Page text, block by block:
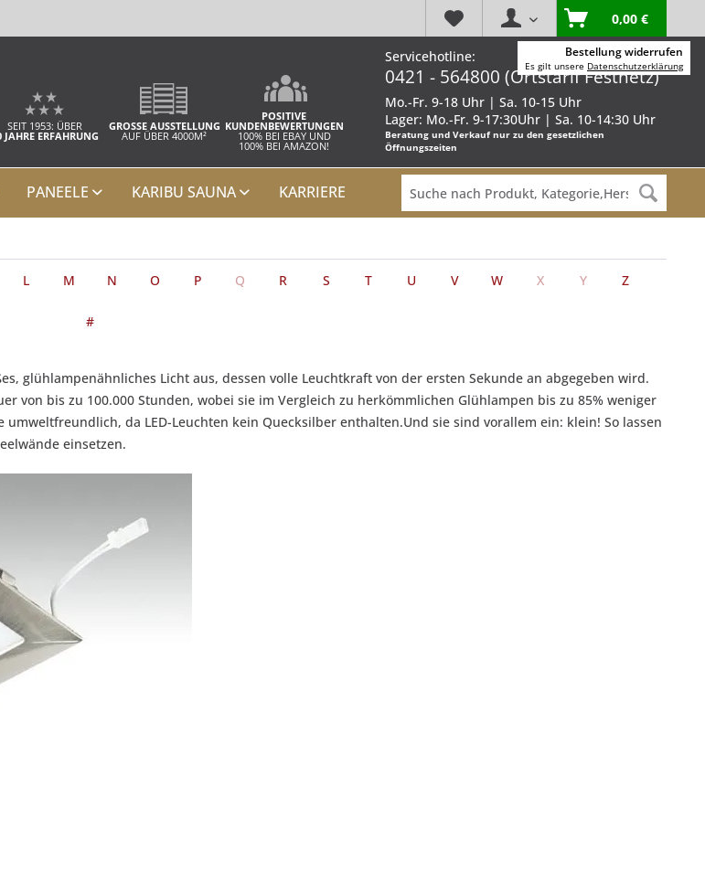
0,00 €
SEIT 1953: ÜBER
JAHRE ERFAHRUNG
GROSSE AUSSTELLUNG
AUF ÜBER 4000M²
POSITIVE
KUNDENBEWERTUNGEN
100% BEI EBAY UND
100% BEI AMAZON!
Servicehotline:
0421 - 564800 (Ortstarif Festnetz)
Mo.-Fr. 9-18 Uhr | Sa. 10-15 Uhr
Lager: Mo.-Fr. 9-17:30Uhr | Sa. 10-14:30 Uhr
Beratung und Verkauf nur zu den gesetzlichen
Öffnungszeiten
PANEELE KARIBU SAUNA KARRIERE
L M N O P Q R S T U V W X Y Z
#
glühlampenähnliches Licht aus, dessen volle Leuchtkraft von der ersten Sekunde an abgegeben wird.
von bis zu 100.000 Stunden, wobei sie im Vergleich zu herkömmlichen Glühlampen bis zu 85% weniger
da LED-Leuchten kein Quecksilber enthalten.Und sie sind vorallem ein: klein! So lassen
einsetzen.
Bestellung widerrufen
Es gilt unsere Datenschutzerklärung